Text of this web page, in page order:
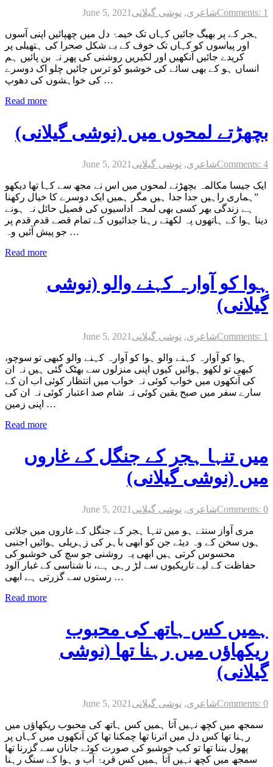
June 5, 2021 شاعری, نوشی گیلانی Comments: 1
ہجر کے پر بھیگ جائیں کہاں تک خیمۂ دل میں چھپائیں اپنی آسوں
اور پیاسوں کو کہاں تک خوف کے بے شکل صحرا کی ہتھیلی پر
کریدے جائیں آنکھیں اور لکیریں روشنی کی پھر نہ بن پائیں ہم
انساں ہو کے بھی سائے کی خوشبو کو ترس جائیں چلو اک دوسرے
کی خواہشوں کی دھوپ …
Read more
بچھڑتے لمحوں میں (نوشی گیلانی)
June 5, 2021 شاعری, نوشی گیلانی Comments: 4
ایک جیسا مکالمہ بچھڑتے لمحوں میں اس نے مجھ سے کہا تھا دیکھو
”ہماری راہیں جدا جدا ہیں مگر ہمیں ایک دوسرے کا خیال رکھنا
ہے زندگی بھر کسی بھی لمحہ اداسیوں کی فصیل حائل نہ ہونے
دینا ہوا کے ہاتھوں پہ لکھتے رہنا جدائیوں کے تمام قصے قدم قدم پر
جو پیش آئیں وہ …
Read more
ہوا کو آوارہ کہنے والو (نوشی
گیلانی)
June 5, 2021 شاعری, نوشی گیلانی Comments: 1
ہوا کو آوارہ کہنے والو ہوا کو آوارہ کہنے والو کبھی تو سوچو،
کبھی تو لکھو ہوائیں کیوں اپنی منزلوں سے بھٹک گئی ہیں نہ ان
کی آنکھوں میں خواب کوئی نہ خواب میں انتظار کوئی اب ان کے
سارے سفر میں صبح یقین کوئی نہ شام صد اعتبار کوئی نہ ان کی
اپنی زمین …
Read more
میں تنہا ہجر کے جنگل کے غاروں
میں (نوشی گیلانی)
June 5, 2021 شاعری, نوشی گیلانی Comments: 0
مری آواز سنتے ہو میں تنہا ہجر کے جنگل کے غاروں میں جلاتی
ہوں سخن کے وہ دیئے جن کو ابھی باہر کی زہریلی ہوائیں اجنبی
محسوس کرتی ہیں ابھی یہ روشنی جو سچ کی خوشبو کی
حفاظت کے لیے تاریکیوں سے لڑ رہی ہے، نا شناسی کے غبار آلود
رستوں سے گزرتی ہے ابھی …
Read more
ہمیں کس ہاتھ کی محبوب
ریکھاؤں میں رہنا تھا (نوشی
گیلانی)
June 5, 2021 شاعری, نوشی گیلانی Comments: 0
سمجھ میں کچھ نہیں آتا ہمیں کس ہاتھ کی محبوب ریکھاؤں میں
رہنا تھا کس دل میں اترنا تھا چمکنا تھا کن آنکھوں میں کہاں پر
پھول بننا تھا تو کب خوشبو کی صورت کوئے جاناں سے گزرنا تھا
سمجھ میں کچھ نہیں آتا ہمیں کس قریۂ آب و ہوا کے سنگ رہنا